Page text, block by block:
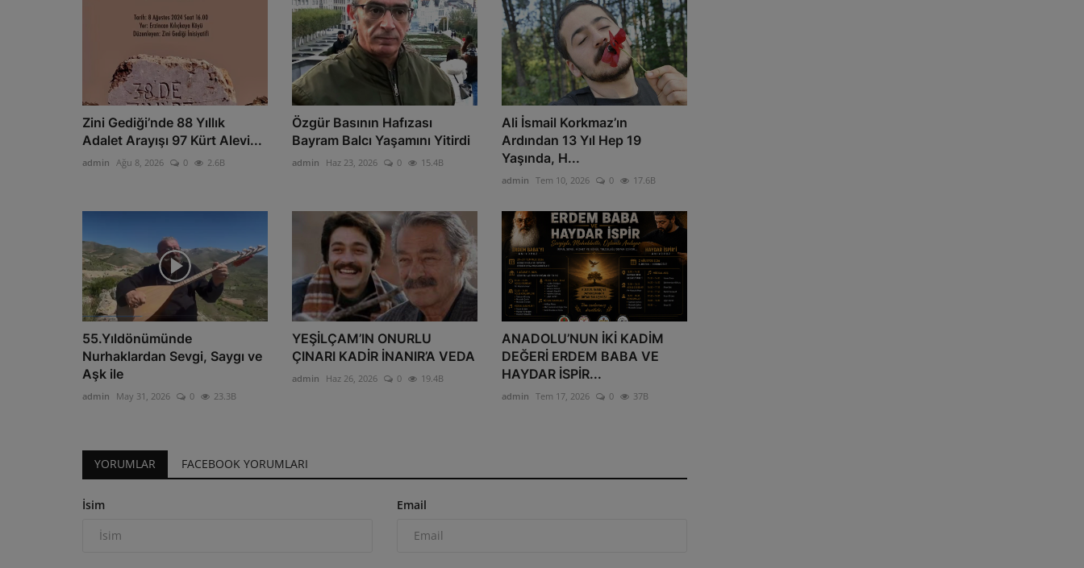
Zini Gediği’nde 88 Yıllık
Adalet Arayışı 97 Kürt Alevi...
admin Ağu 8, 2026 0 2.6B
Özgür Basının Hafızası
Bayram Balcı Yaşamını Yitirdi
admin Haz 23, 2026 0 15.4B
Ali İsmail Korkmaz’ın
Ardından 13 Yıl Hep 19
Yaşında, H...
admin Tem 10, 2026 0 17.6B
55.Yıldönümünde
Nurhaklardan Sevgi, Saygı ve
Aşk ile
admin May 31, 2026 0 23.3B
YEŞİLÇAM’IN ONURLU
ÇINARI KADİR İNANIR’A VEDA
admin Haz 26, 2026 0 19.4B
ANADOLU’NUN İKİ KADİM
DEĞERİ ERDEM BABA VE
HAYDAR İSPİR...
admin Tem 17, 2026 0 37B
YORUMLAR FACEBOOK YORUMLARI
İsim Email